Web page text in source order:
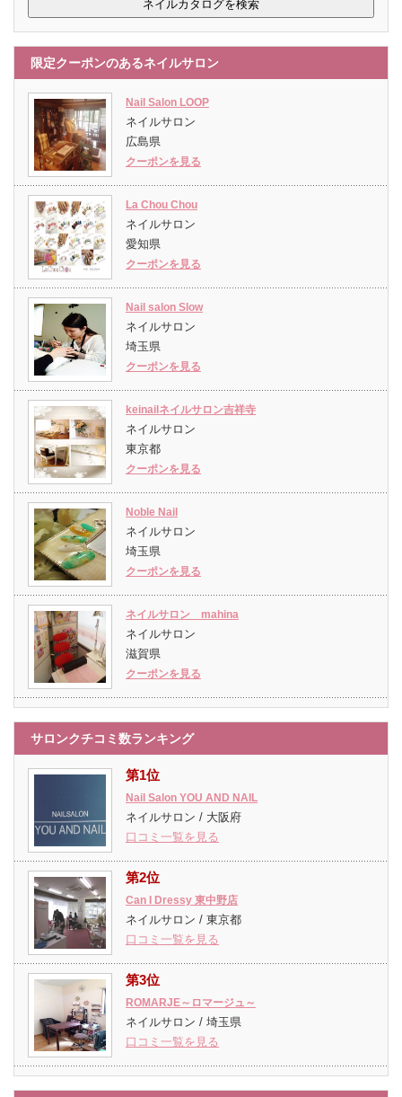
限定クーポンのあるネイルサロン
Nail Salon LOOP
ネイルサロン
広島県
クーポンを見る
La Chou Chou
ネイルサロン
愛知県
クーポンを見る
Nail salon Slow
ネイルサロン
埼玉県
クーポンを見る
keinailネイルサロン吉祥寺
ネイルサロン
東京都
クーポンを見る
Noble Nail
ネイルサロン
埼玉県
クーポンを見る
ネイルサロン mahina
ネイルサロン
滋賀県
クーポンを見る
サロンクチコミ数ランキング
第1位
Nail Salon YOU AND NAIL
ネイルサロン / 大阪府
口コミ一覧を見る
第2位
Can I Dressy 東中野店
ネイルサロン / 東京都
口コミ一覧を見る
第3位
ROMARJE～ロマージュ～
ネイルサロン / 埼玉県
口コミ一覧を見る